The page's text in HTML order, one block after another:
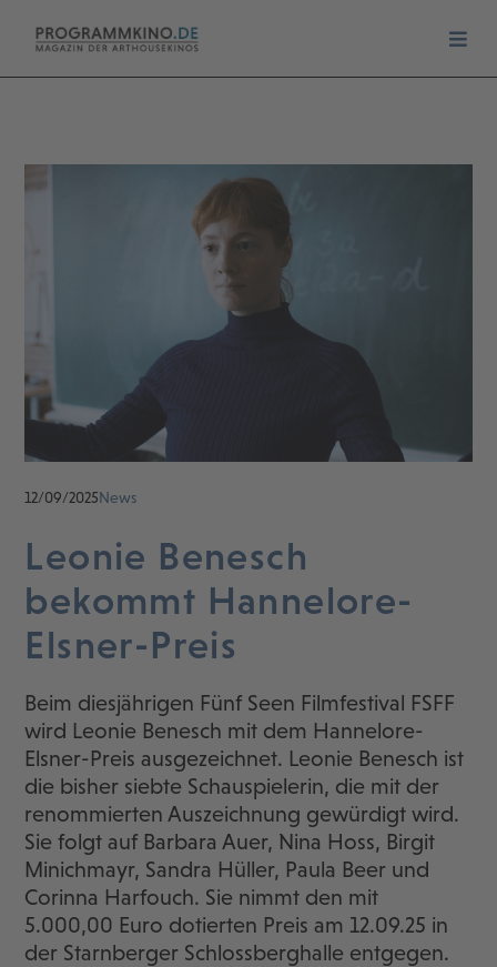
12/09/2025News
Leonie Benesch
bekommt Hannelore-
Elsner-Preis
Beim diesjährigen Fünf Seen Filmfestival FSFF
wird Leonie Benesch mit dem Hannelore-
Elsner-Preis ausgezeichnet. Leonie Benesch ist
die bisher siebte Schauspielerin, die mit der
renommierten Auszeichnung gewürdigt wird.
Sie folgt auf Barbara Auer, Nina Hoss, Birgit
Minichmayr, Sandra Hüller, Paula Beer und
Corinna Harfouch. Sie nimmt den mit
5.000,00 Euro dotierten Preis am 12.09.25 in
der Starnberger Schlossberghalle entgegen.